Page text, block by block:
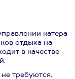
катера
отдыха на
в качестве
требуются.